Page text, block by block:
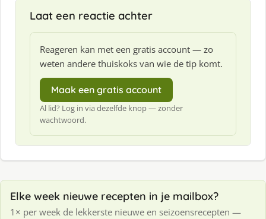
Laat een reactie achter
Reageren kan met een gratis account — zo
weten andere thuiskoks van wie de tip komt.
Maak een gratis account
Al lid? Log in via dezelfde knop — zonder
wachtwoord.
Elke week nieuwe recepten in je mailbox?
1× per week de lekkerste nieuwe en seizoensrecepten —